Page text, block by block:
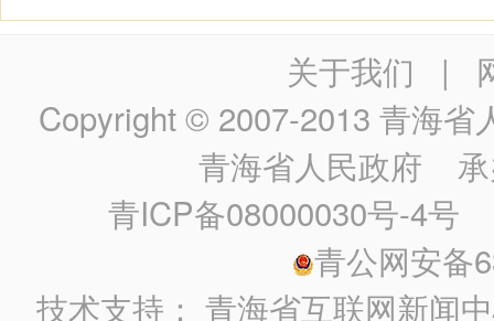
关于我们 |
Copyright © 2007-2013 青海省
青海省人民政府 承
青ICP备08000030号-4号
青公网安备
技术支持：青海省互联网新闻